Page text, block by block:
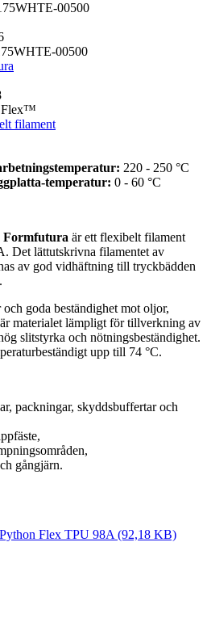
00500
00500
Flex™
filament
220 - 250 °C
temperatur: 0 - 60 °C
Formfutura är ett flexibelt filament
Det lättutskrivna filamentet av
av god vidhäftning till tryckbädden
goda beständighet mot oljor,
materialet lämpligt för tillverkning av
slitstyrka och nötningsbeständighet.
upp till 74 °C.
packningar, skyddsbuffertar och
gångjärn.
Flex TPU 98A (92,18 KB)